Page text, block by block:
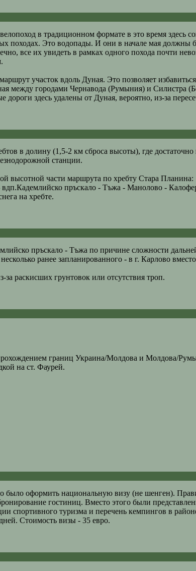
в традиционном формате в это время здесь
походах. Это водопады. И они в начале мая должны
все их увидеть в рамках одного похода почти
участок вдоль Дуная. Это позволяет
между городами Чернавода (Румыния) и Силистра
здесь удалены от Дуная, вероятно, из-за
в долину (1,5-2 км сброса высоты), где
станции.
высотной части маршрута по хребту Стара Планина:
пръскало - Тъжа - Манолово -
на хребте.
пръскало - Тъжа по причине сложности
ранее запланированного - в г. Карлово
раскисших грунтовок или отсутствия троп.
границ Украина/Молдова и Молдова/
на ст. Фаурей.
было оформить национальную визу (не шенген).
гостиниц. Вместо этого были
спортивного туризма и перечень кемпингов в
Стоимость визы - 35 евро.